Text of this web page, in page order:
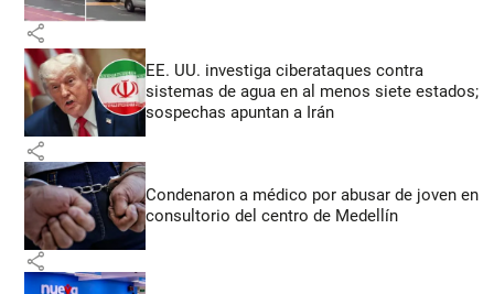
share
EE. UU. investiga ciberataques contra
sistemas de agua en al menos siete estados;
sospechas apuntan a Irán
share
Condenaron a médico por abusar de joven en
consultorio del centro de Medellín
share